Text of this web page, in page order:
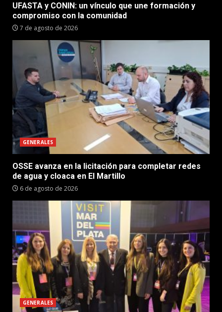
UFASTA y CONIN: un vínculo que une formación y
compromiso con la comunidad
7 de agosto de 2026
GENERALES
OSSE avanza en la licitación para completar redes
de agua y cloaca en El Martillo
6 de agosto de 2026
GENERALES